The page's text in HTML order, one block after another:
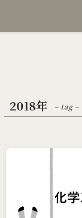
2018年 – tag –